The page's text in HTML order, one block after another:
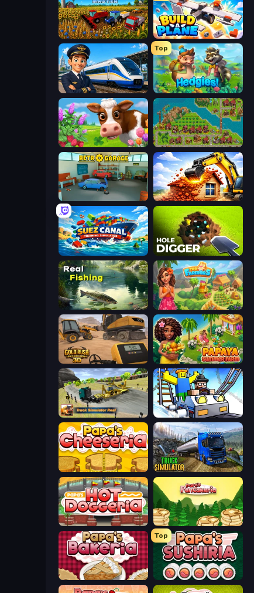
Field Master Build A Plane
Idle Train Empire Tycoon
Top
Hedgies
Country Life Meadows City Idle
Retro Garage City Constructor
Suez Canal Training Simulator Hole Digger
Real Fishing Simulator The Farmers
Gold Rush: Gold Simulator 3D Papaya Summer Farm
Truck Simulator Real Obby: Ride Carts
Papa's Cheeseria Truck Driving Simulator Game
Papa's Hot Doggeria Papa's Pancakeria
Papa's Bakeria
Top
Papa's Sushiria